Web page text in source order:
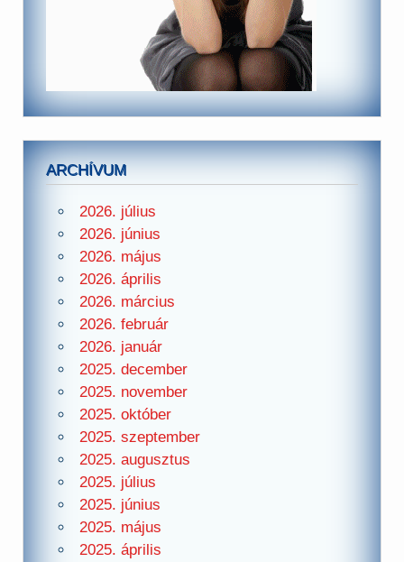
ARCHÍVUM
2026. július
2026. június
2026. május
2026. április
2026. március
2026. február
2026. január
2025. december
2025. november
2025. október
2025. szeptember
2025. augusztus
2025. július
2025. június
2025. május
2025. április